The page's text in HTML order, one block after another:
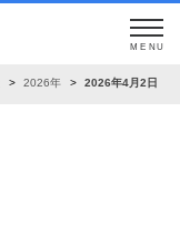
MENU
2026年 2026年4月2日